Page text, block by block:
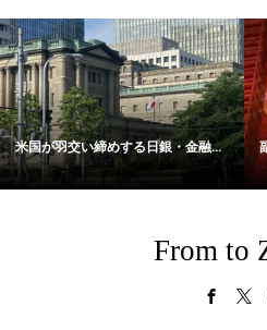
米国が羽交い締めする日銀・金融...
From to